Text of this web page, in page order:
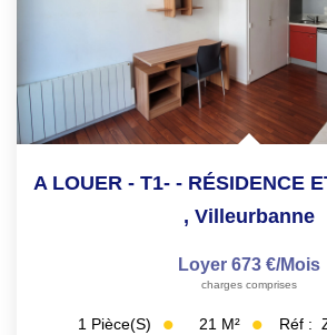
, Villeurbanne
Loyer 673 €/mois
charges comprises
1 Pièce(s) 21 M² Réf :